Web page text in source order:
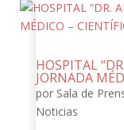
HOSPITAL
JORNADA
por Sala de
Noticias